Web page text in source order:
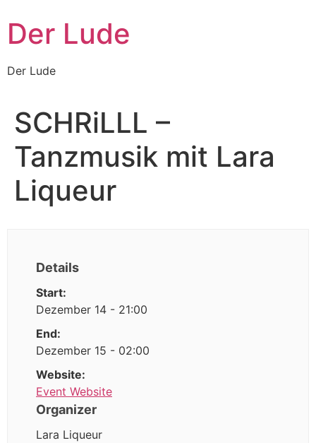
Inhalt
wechseln
Der Lude
Der Lude
SCHRiLLL –
Tanzmusik mit Lara
Liqueur
Details
Start:
Dezember 14 - 21:00
End:
Dezember 15 - 02:00
Website:
Event Website
Organizer
Lara Liqueur